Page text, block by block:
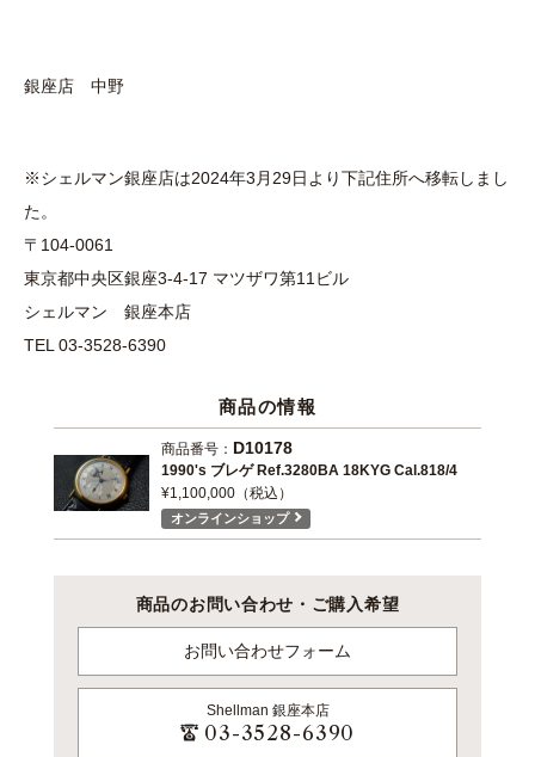
銀座店 中野
※シェルマン銀座店は2024年3月29日より下記住所へ移転しまし
た。
〒104-0061
東京都中央区銀座3-4-17 マツザワ第11ビル
シェルマン 銀座本店
TEL 03-3528-6390
商品の情報
商品番号： D10178
1990's ブレゲ Ref.3280BA 18KYG Cal.818/4
¥1,100,000（税込）
オンラインショップ
商品のお問い合わせ・ご購入希望
お問い合わせフォーム
Shellman 銀座本店
03-3528-6390